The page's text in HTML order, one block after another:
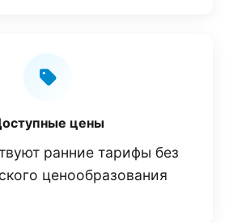
цены
ранние тарифы без
ценообразования